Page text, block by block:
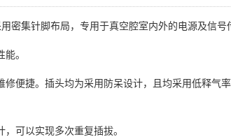
密集针脚布局，专用于真空腔室内外的电源及信号
。
便捷。插头均为采用防呆设计，且均采用低释气
可以实现多次重复插拔。